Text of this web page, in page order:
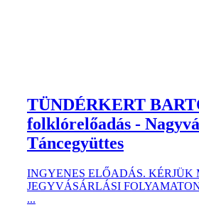
TÜNDÉRKERT
folklórelőadás -
Táncegyüttes
INGYENES ELŐADÁS. KÉRJÜK
JEGYVÁSÁRLÁSI
...